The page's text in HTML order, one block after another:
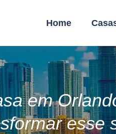
Home
em
esse